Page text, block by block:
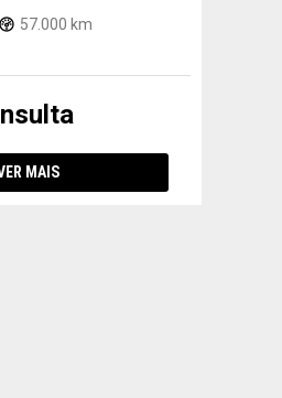
57.000 km
MAIS